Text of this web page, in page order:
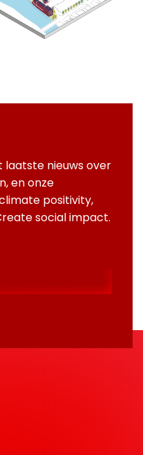
laatste nieuws over
en onze
positivity,
social impact.